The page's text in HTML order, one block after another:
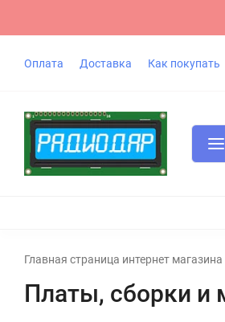
Оплата Доставка Как покупать
Главная страница интернет
Платы, сборки и